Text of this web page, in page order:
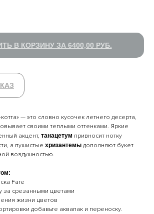
В КОРЗИНУ ЗА 6400,00 РУБ.
— это словно кусочек летнего десерта,
своими теплыми оттенками. Яркие
акцент, танацетум привносит нотку
а пушистые хризантемы дополняют букет
воздушностью.
Fare
за срезанными цветами
жизни цветов
добавьте аквапак и переноску.